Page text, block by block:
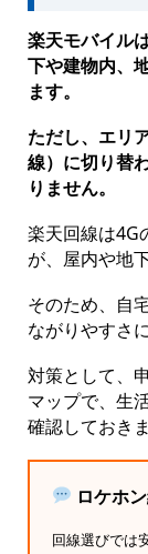
楽天モバイル
下や建物内、
ます。
ただし、エリ
線）に切り替
りません。
楽天回線は4G
が、屋内や地
そのため、自
ながりやすさ
対策として、
マップで、生
確認しておき
ロケホ
回線選びでは